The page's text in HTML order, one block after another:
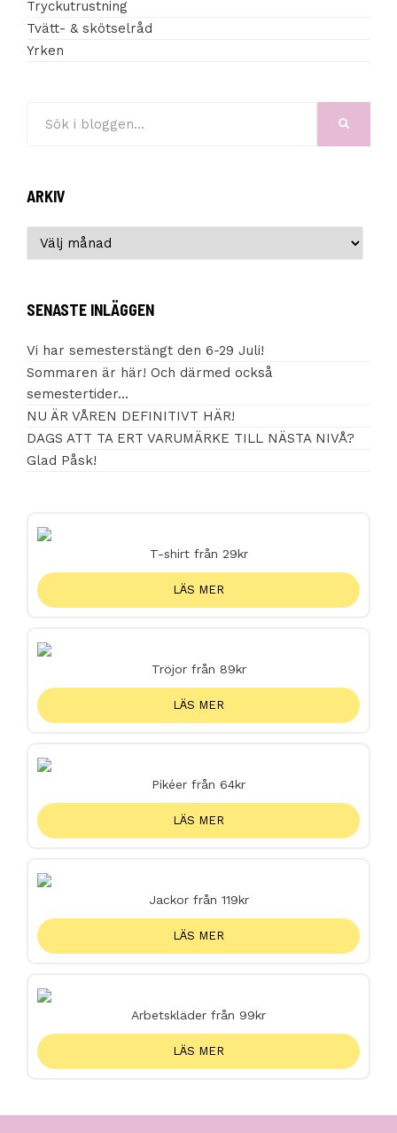
Tryckutrustning
Tvätt- & skötselråd
Yrken
for:
ARKIV
Arkiv
SENASTE INLÄGGEN
Vi har semesterstängt den 6-29 Juli!
Sommaren är här! Och därmed också
semestertider…
NU ÄR VÅREN DEFINITIVT HÄR!
DAGS ATT TA ERT VARUMÄRKE TILL NÄSTA NIVÅ?
Glad Påsk!
T-shirt från 29kr
LÄS MER
Tröjor från 89kr
LÄS MER
Pikéer från 64kr
LÄS MER
Jackor från 119kr
LÄS MER
Arbetskläder från 99kr
LÄS MER